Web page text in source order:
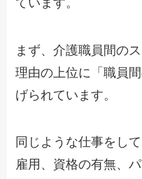
まず、介護職員間の
理由の上位に「職員
げられています。
同じような仕事をし
雇用、資格の有無、